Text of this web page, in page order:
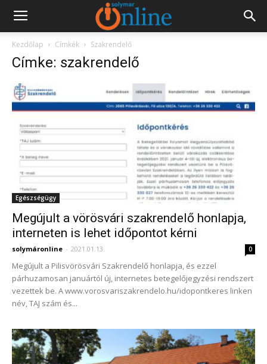
Kezdőlap Címkék Szakrendelő
Címke: szakrendelő
Egészségügy
Megújult a vörösvári szakrendelő honlapja,
interneten is lehet időpontot kérni
solymáronline - 2021.01.13. 0
Megújult a Pilisvörösvári Szakrendelő honlapja, és ezzel
párhuzamosan januártól új, internetes betegelőjegyzési rendszert
vezettek be. A www.vorosvariszakrendelo.hu/idopontkeres linken
név, TAJ szám és...